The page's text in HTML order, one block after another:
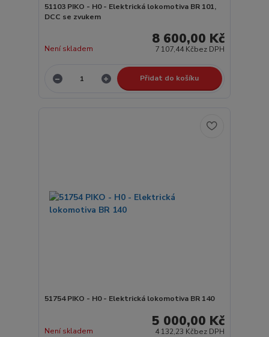
51103 PIKO - H0 - Elektrická lokomotiva BR 101,
DCC se zvukem
8 600,00 Kč
7 107,44 Kčbez DPH
Není skladem
Přidat do košíku
51754 PIKO - H0 - Elektrická lokomotiva BR 140
5 000,00 Kč
4 132,23 Kčbez DPH
Není skladem